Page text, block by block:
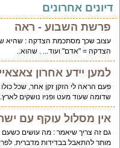
אחרונים
פרשת השבוע - ראה
עצוב שכך מסתכמת הצדקה : שהיא
הצדקה = "אדם" ועוד... . שהוא..
למען יידע אחרון
פעם הראה לי הזקן זקן אחר, שכל כולו
שדומה שעוד מעט ופניו נושקים לארץ.
אין מסלול עוקף עם
גם זה צריך שיאמר : מה עושים כשעם
מותר להתאבל בבדידות מדברית. לפרוש